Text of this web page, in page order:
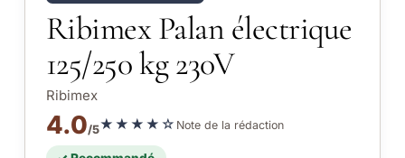
Ribimex Palan électrique
125/250 kg 230V
Ribimex
4.0/5★★★★☆ Note de la rédaction